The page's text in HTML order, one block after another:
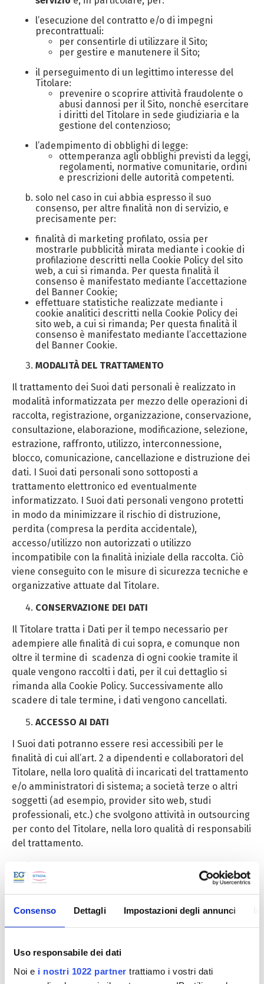
Consenso Dettagli Impostazioni degli annunci
Uso responsabile dei dati
Noi e i nostri 1022 partner trattiamo i vostri dati
l’esecuzione del contratto e/o di impegni
precontrattuali:
per consentirle di utilizzare il Sito;
per gestire e manutenere il Sito;
il perseguimento di un legittimo interesse del
Titolare:
prevenire o scoprire attività fraudolente o
abusi dannosi per il Sito, nonché esercitare
i diritti del Titolare in sede giudiziaria e la
gestione del contenzioso;
l’adempimento di obblighi di legge:
ottemperanza agli obblighi previsti da leggi,
regolamenti, normative comunitarie, ordini
e prescrizioni delle autorità competenti.
solo nel caso in cui abbia espresso il suo
consenso, per altre finalità non di servizio, e
precisamente per:
finalità di marketing profilato, ossia per
mostrarle pubblicità mirata mediante i cookie di
profilazione descritti nella Cookie Policy del sito
web, a cui si rimanda. Per questa finalità il
consenso è manifestato mediante l’accettazione
del Banner Cookie;
effettuare statistiche realizzate mediante i
cookie analitici descritti nella Cookie Policy dei
sito web, a cui si rimanda; Per questa finalità il
consenso è manifestato mediante l’accettazione
del Banner Cookie.
MODALITÀ DEL TRATTAMENTO
Il trattamento dei Suoi dati personali è realizzato in
modalità informatizzata per mezzo delle operazioni di
raccolta, registrazione, organizzazione, conservazione,
consultazione, elaborazione, modificazione, selezione,
estrazione, raffronto, utilizzo, interconnessione,
blocco, comunicazione, cancellazione e distruzione dei
dati. I Suoi dati personali sono sottoposti a
trattamento elettronico ed eventualmente
informatizzato. I Suoi dati personali vengono protetti
in modo da minimizzare il rischio di distruzione,
perdita (compresa la perdita accidentale),
accesso/utilizzo non autorizzati o utilizzo
incompatibile con la finalità iniziale della raccolta. Ciò
viene conseguito con le misure di sicurezza tecniche e
organizzative attuate dal Titolare.
CONSERVAZIONE DEI DATI
Il Titolare tratta i Dati per il tempo necessario per
adempiere alle finalità di cui sopra, e comunque non
oltre il termine di scadenza di ogni cookie tramite il
quale vengono raccolti i dati, per il cui dettaglio si
rimanda alla Cookie Policy. Successivamente allo
scadere di tale termine, i dati vengono cancellati.
ACCESSO AI DATI
I Suoi dati potranno essere resi accessibili per le
finalità di cui all’art. 2 a dipendenti e collaboratori del
Titolare, nella loro qualità di incaricati del trattamento
e/o amministratori di sistema; a società terze o altri
soggetti (ad esempio, provider sito web, studi
professionali, etc.) che svolgono attività in outsourcing
per conto del Titolare, nella loro qualità di responsabili
del trattamento.
I Suoi dati possono essere comunicati, anche senza
controllo, forze dell’ordine o magistratura che li
tratteranno, su loro espressa richiesta, in qualità di
istituzionali e/o in forza di legge nel corso di indagini e
controlli.